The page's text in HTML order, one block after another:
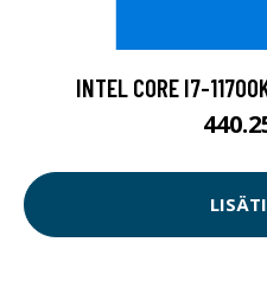
INTEL CORE I7-